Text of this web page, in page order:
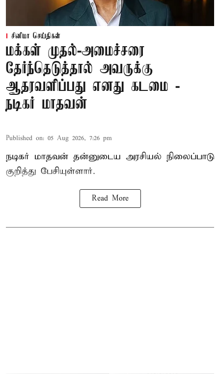
சினிமா செய்திகள்
மக்கள் முதல்-அமைச்சரை
தேர்ந்தெடுத்தால் அவருக்கு
ஆதரவளிப்பது எனது கடமை -
நடிகர் மாதவன்
Published on: 05 Aug 2026, 7:26 pm
நடிகர் மாதவன் தன்னுடைய அரசியல் நிலைப்பாடு
குறித்து பேசியுள்ளார்.
Read More